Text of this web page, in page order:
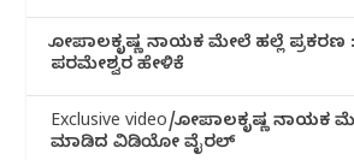
ಗೋಪಾಲಕೃಷ್ಣ ನಾಯಕ ಮೇಲೆ ಹಲ್ಲೆ ಪ್ರಕರಣ
ಪರಮೇಶ್ವರ ಹೇಳಿಕೆ
Exclusive video/ಗೋಪಾಲಕೃಷ್ಣ ನಾಯಕ
ಮಾಡಿದ ವಿಡಿಯೋ ವೈರಲ್